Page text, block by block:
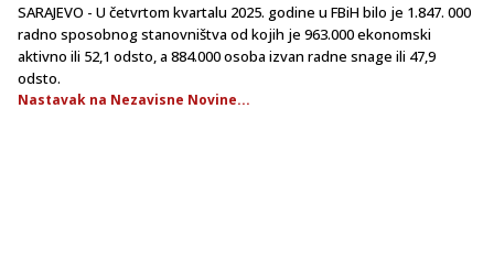
SARAJEVO - U četvrtom kvartalu 2025. godine u FBiH bilo je 1.847. 000
radno sposobnog stanovništva od kojih je 963.000 ekonomski
aktivno ili 52,1 odsto, a 884.000 osoba izvan radne snage ili 47,9
odsto.
Nastavak na Nezavisne Novine...